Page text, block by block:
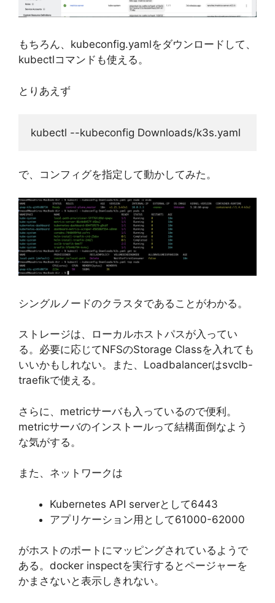
もちろん、kubeconfig.yamlをダウンロードして、
kubectlコマンドも使える。
とりあえず
kubectl --kubeconfig Downloads/k3s.yaml
で、コンフィグを指定して動かしてみた。
シングルノードのクラスタであることがわかる。
ストレージは、ローカルホストパスが入ってい
る。必要に応じてNFSのStorage Classを入れても
いいかもしれない。また、Loadbalancerはsvclb-
traefikで使える。
さらに、metricサーバも入っているので便利。
metricサーバのインストールって結構面倒なよう
な気がする。
また、ネットワークは
Kubernetes API serverとして6443
アプリケーション用として61000-62000
がホストのポートにマッピングされているようで
ある。docker inspectを実行するとページャーを
かまさないと表示しきれない。